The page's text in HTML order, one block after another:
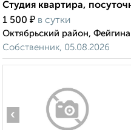
Студия квартира,
1 500 ₽ в сутки
Октябрьский район,
Собственник, 05.08.2026
‹